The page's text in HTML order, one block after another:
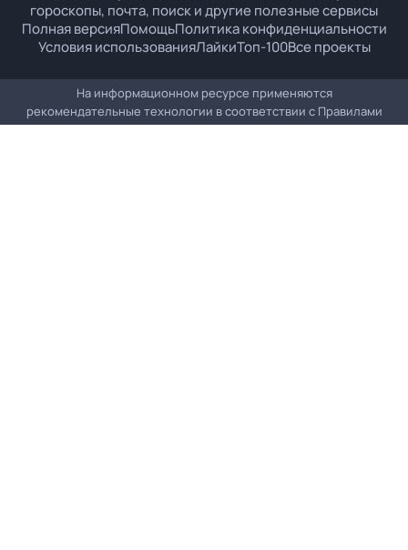
гороскопы, почта, поиск и другие полезные сервисы
Полная версияПомощьПолитика конфиденциальности
Условия использованияЛайкиТоп-100Все проекты
На информационном ресурсе применяются
рекомендательные технологии в соответствии с Правилами